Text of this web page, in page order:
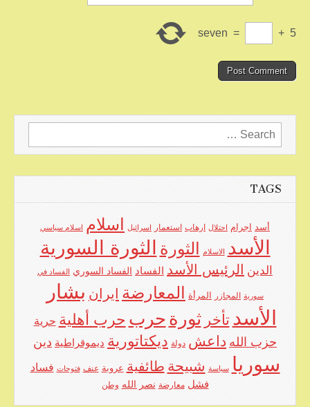
5
+
=
seven
Search
for:
TAGS
أسد اجرام احتلال ارهاب استعمار اسرائيل اسلام اسلام سياسي
الأسد الاسلام الثورة الثورة السورية
الدين الرئيس الأسد الفساد الفساد السوري الفساد في
سورية المجازر المرأة المعارضة ايران بشار
الأسد تأخر ثورة حرب حرب أهلية حرية
حزب الله داعش دولة ديكتاتورية ديموقراطية دين
سوريا سياسة شبيحة طائفية عروبة عنف فتوحات فساد
فشل معارضة نصر الله وطن